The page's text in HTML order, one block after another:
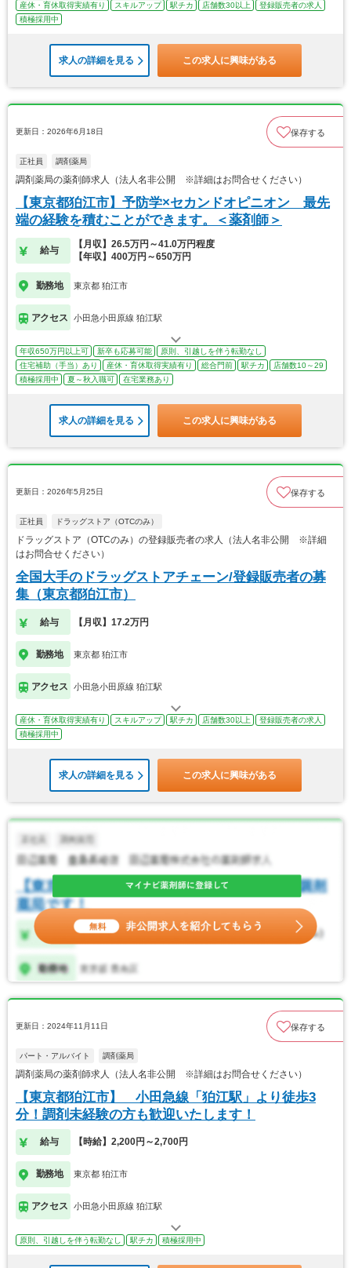
産休・育休取得実績有り
スキルアップ 駅チカ 店舗数30以上
登録販売者の求人
積極採用中
求人の詳細を見る この求人に興味がある
更新日：2026年6月18日 保存する
正社員 調剤薬局
調剤薬局の薬剤師求人（法人名非公開 ※詳細はお問合せください）
【東京都狛江市】予防学×セカンドオピニオン 最先
端の経験を積むことができます。＜薬剤師＞
給与
【月収】26.5万円～41.0万円程度
【年収】400万円～650万円
勤務地 東京都 狛江市
アクセス 小田急小田原線 狛江駅
年収650万円以上可 新卒も応募可能
原則、引越しを伴う転勤なし
住宅補助（手当）あり
産休・育休取得実績有り 総合門前 駅チカ
店舗数10～29
積極採用中
夏～秋入職可 在宅業務あり
求人の詳細を見る この求人に興味がある
更新日：2026年5月25日 保存する
正社員 ドラッグストア（OTCのみ）
ドラッグストア（OTCのみ）の登録販売者の求人（法人名非公開 ※詳細
はお問合せください）
全国大手のドラッグストアチェーン/登録販売者の募
集（東京都狛江市）
給与 【月収】17.2万円
勤務地 東京都 狛江市
アクセス 小田急小田原線 狛江駅
産休・育休取得実績有り スキルアップ 駅チカ 店舗数30以上
登録販売者の求人
積極採用中
求人の詳細を見る この求人に興味がある
更新日：2024年11月11日 保存する
パート・アルバイト 調剤薬局
調剤薬局の薬剤師求人（法人名非公開 ※詳細はお問合せください）
【東京都狛江市】 小田急線「狛江駅」より徒歩3
分！調剤未経験の方も歓迎いたします！
給与 【時給】2,200円～2,700円
勤務地 東京都 狛江市
アクセス 小田急小田原線 狛江駅
原則、引越しを伴う転勤なし 駅チカ 積極採用中